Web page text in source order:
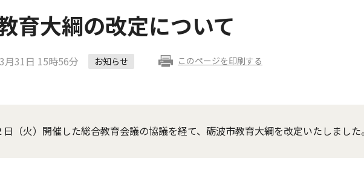
育大綱の改定について
月31日 15時56分 お知らせ このページを印刷する
（火）開催した総合教育会議の協議を経て、砺波市教育大綱を改定いたしました